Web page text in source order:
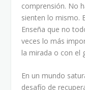
comprensión. No
sienten lo mismo.
Enseña que no
veces lo más
la mirada o con el
En un mundo
desafío de